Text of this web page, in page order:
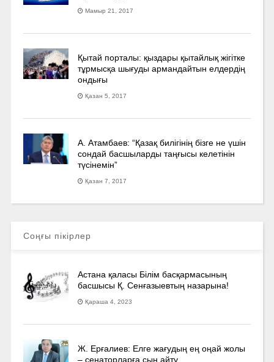
Мамыр 21, 2017
Қытай порталы: қыздары қытайлық жігітке
тұрмысқа шығуды армандайтын елдердің
ондығы
Қазан 5, 2017
А. Атамбаев: “Қазақ билігінің бізге не үшін
сондай басшыларды таңғысы келетінін
түсінемін”
Қазан 7, 2017
Соңғы пікірлер
Астана қаласы Білім басқармасының
басшысы Қ. Сенғазыевтың назарына!
Қараша 4, 2023
Ж. Ерғалиев: Елге жағудың ең оңай жолы
– сенаторларға сын айту